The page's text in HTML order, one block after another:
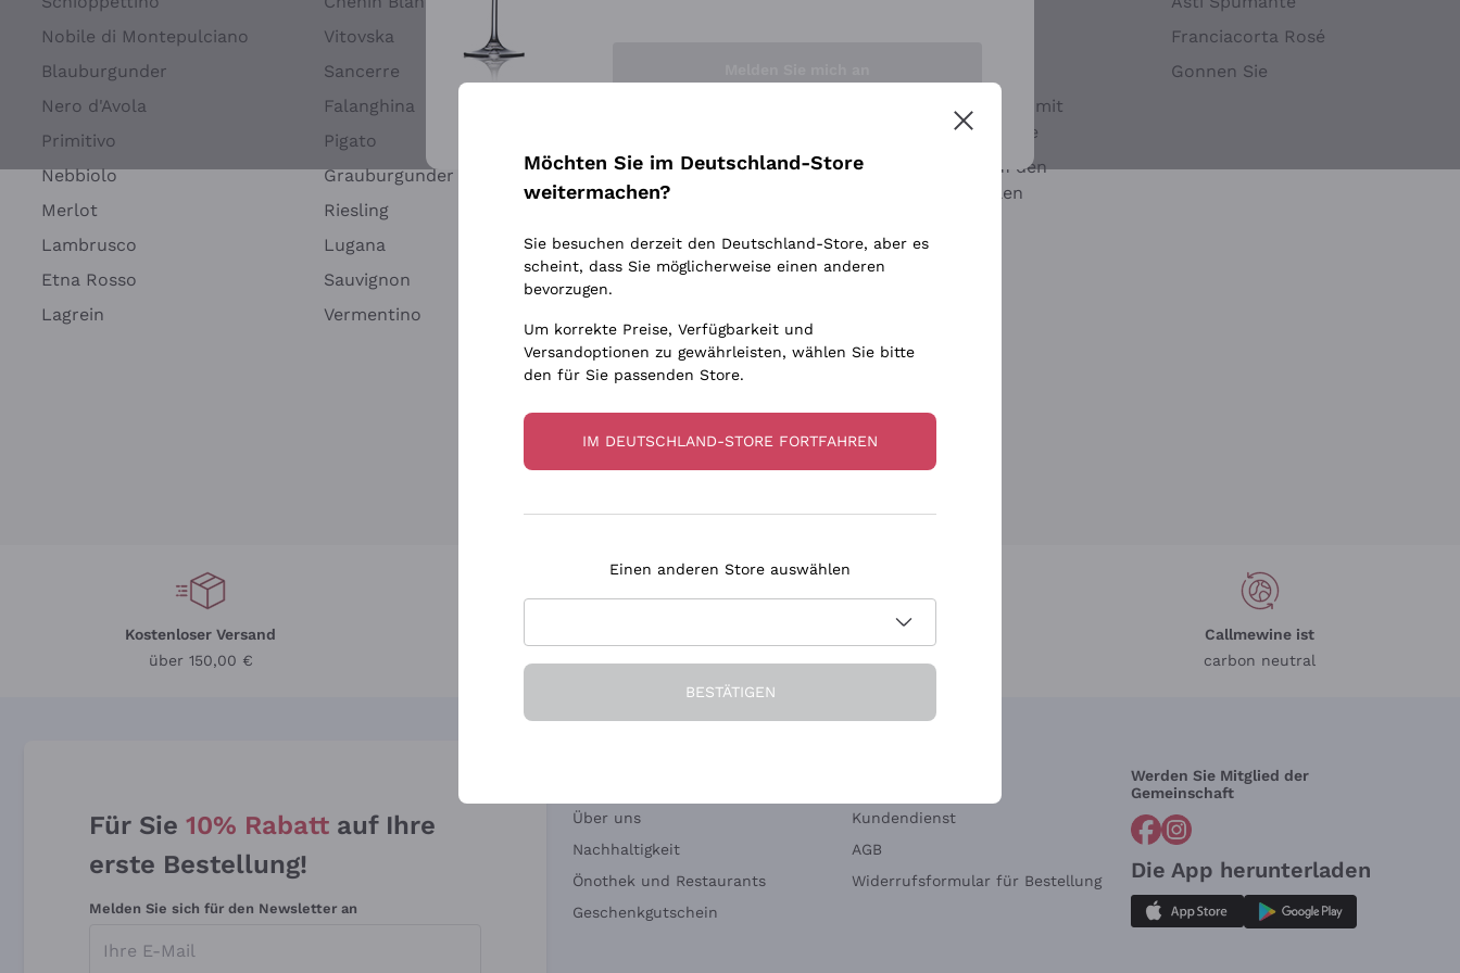
Nobile di Montepulciano
Blauburgunder
Nero d'Avola
Primitivo
Nebbiolo
Merlot
Lambrusco
Etna Rosso
Lagrein
Vitovska
Sancerre
Falanghina
Pigato
Grauburgunder
Riesling
Lugana
Sauvignon
Vermentino
Ca' dei Frati
Biondi Santi
Quintarelli Giuseppe
Rinaldi Giuseppe
Egly Ouriet
Jacquesson
Agrapart
Ohne Sulfit oder mit
minimalen Sulfite
Maischung auf den
Traubenschalen
Franciacorta Rosé
Gonnen Sie
Kostenloser Versand
über 150,00 €
in Deutschland
in 3 Raten
Callmewine ist
carbon neutral
Für Sie 10% Rabatt auf Ihre
erste Bestellung!
Melden Sie sich für den Newsletter an
Über uns
Nachhaltigkeit
Önothek und Restaurants
Geschenkgutschein
Kundendienst
AGB
Widerrufsformular für Bestellung
Werden Sie Mitglied der
Gemeinschaft
Die App herunterladen
Möchten Sie im Deutschland-Store
weitermachen?
Sie besuchen derzeit den Deutschland-Store, aber es
scheint, dass Sie möglicherweise einen anderen
bevorzugen.
Um korrekte Preise, Verfügbarkeit und
Versandoptionen zu gewährleisten, wählen Sie bitte
den für Sie passenden Store.
IM DEUTSCHLAND-STORE FORTFAHREN
Einen anderen Store auswählen
BESTÄTIGEN